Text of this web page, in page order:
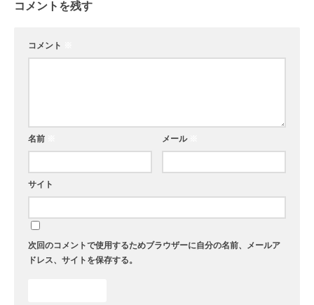
コメントを残す
コメント
名前 メール
サイト
次回のコメントで使用するためブラウザーに自分の名前、メールア
ドレス、サイトを保存する。